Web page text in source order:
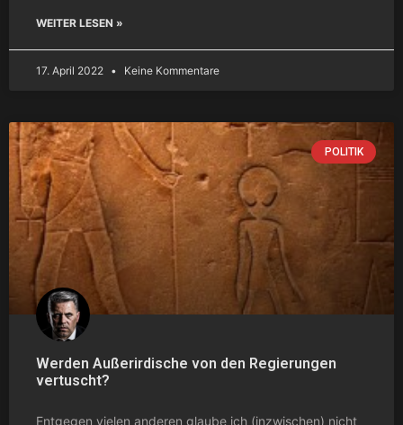
WEITER LESEN »
17. April 2022 Keine Kommentare
POLITIK
Werden Außerirdische von den Regierungen
vertuscht?
Entgegen vielen anderen glaube ich (inzwischen) nicht